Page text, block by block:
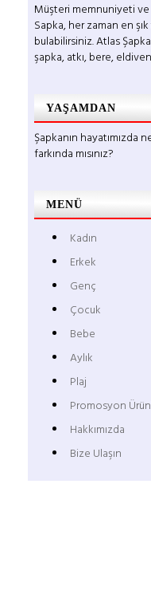
Müşteri memnuniyeti
Sapka, her zaman en
bulabilirsiniz. Atlas
şapka, atkı, bere,
YAŞAMDAN
Şapkanın hayatımızda
farkında mısınız?
MENÜ
Kadın
Erkek
Genç
Çocuk
Bebe
Aylık
Plaj
Promosyon
Hakkımızda
Bize Ulaşın